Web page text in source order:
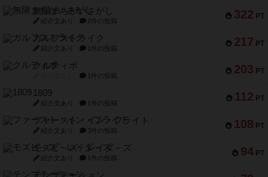
322 PT
無限まちがいさがし
紹介文あり 2件の投稿
217 PT
ガルフストライク
紹介文あり 1件の投稿
203 PT
クルティボ
1件の投稿
112 PT
1809
紹介文あり 1件の投稿
108 PT
ファースト・イン・フライト
紹介文あり 3件の投稿
94 PT
モズビ－ズ・レイダ－ズ
紹介文あり 1件の投稿